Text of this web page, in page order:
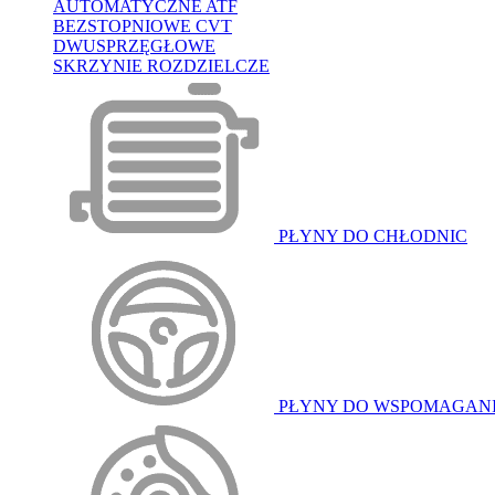
AUTOMATYCZNE ATF
BEZSTOPNIOWE CVT
DWUSPRZĘGŁOWE
SKRZYNIE ROZDZIELCZE
PŁYNY DO CHŁODNIC
PŁYNY DO